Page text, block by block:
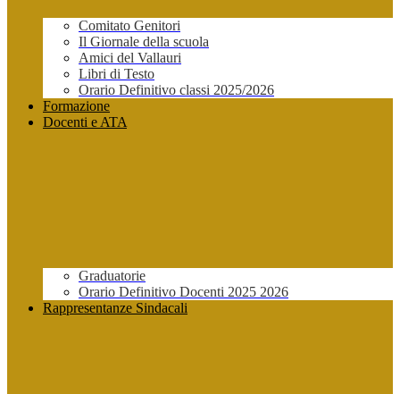
Comitato Genitori
Il Giornale della scuola
Amici del Vallauri
Libri di Testo
Orario Definitivo classi 2025/2026
Formazione
Docenti e ATA
Graduatorie
Orario Definitivo Docenti 2025 2026
Rappresentanze Sindacali